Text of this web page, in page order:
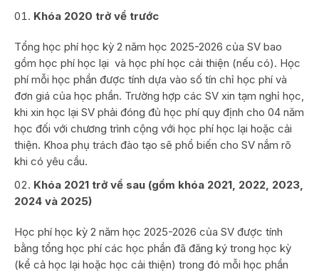
Khóa 2020 trở về trước
Tổng học phí học kỳ 2 năm học 2025-2026 của SV bao
gồm học phí học lại và học phí học cải thiện (nếu có). Học
phí mỗi học phần được tính dựa vào số tín chỉ học phí và
đơn giá của học phần. Trường hợp các SV xin tạm nghỉ học,
khi xin học lại SV phải đóng đủ học phí quy định cho 04 năm
học đối với chương trình cộng với học phí học lại hoặc cải
thiện. Khoa phụ trách đào tạo sẽ phổ biến cho SV nắm rõ
khi có yêu cầu.
Khóa 2021 trở về sau (gồm khóa 2021, 2022, 2023,
2024 và 2025)
Học phí học kỳ 2 năm học 2025-2026 của SV được tính
bằng tổng học phí các học phần đã đăng ký trong học kỳ
(kể cả học lại hoặc học cải thiện) trong đó mỗi học phần